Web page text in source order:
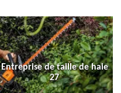
Entreprise de taille de haie
27